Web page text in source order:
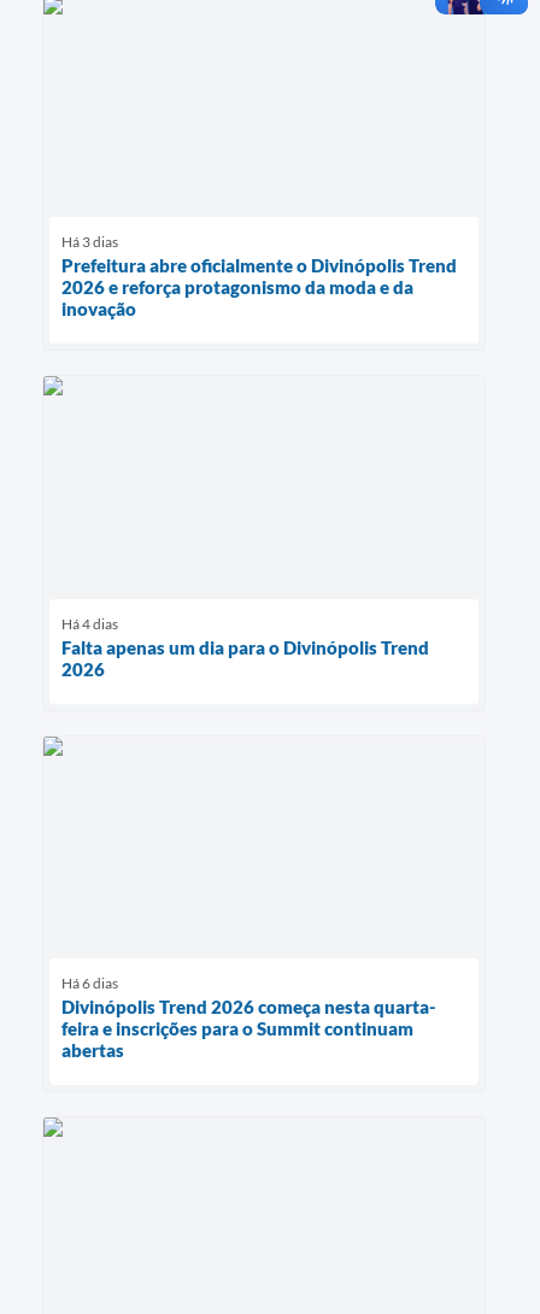
Há 3 dias
Prefeitura abre oficialmente o Divinópolis Trend
2026 e reforça protagonismo da moda e da
inovação
Há 4 dias
Falta apenas um dia para o Divinópolis Trend
2026
Há 6 dias
Divinópolis Trend 2026 começa nesta quarta-
feira e inscrições para o Summit continuam
abertas